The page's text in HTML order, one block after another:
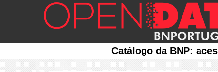
Catálogo da BNP: